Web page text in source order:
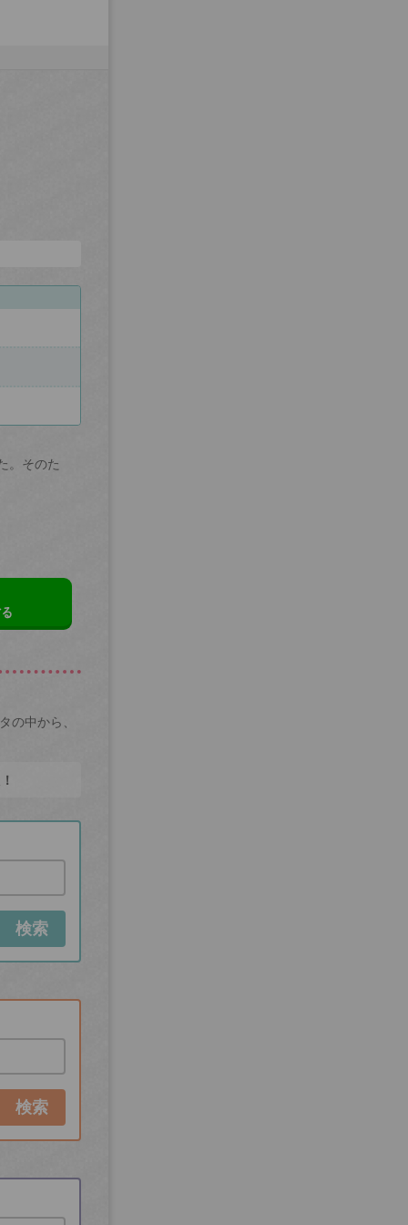
。そのた
の中から、
検索
検索